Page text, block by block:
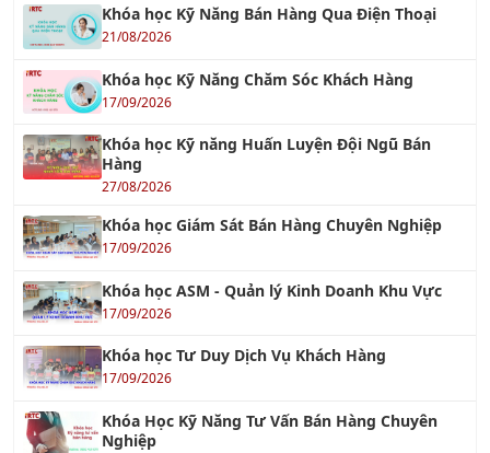
Khóa học Kỹ Năng Chăm Sóc Khách Hàng
17/09/2026
Khóa học Kỹ năng Huấn Luyện Đội Ngũ Bán
Hàng
27/08/2026
Khóa học Giám Sát Bán Hàng Chuyên Nghiệp
17/09/2026
Khóa học ASM - Quản lý Kinh Doanh Khu Vực
17/09/2026
Khóa học Tư Duy Dịch Vụ Khách Hàng
17/09/2026
Khóa Học Kỹ Năng Tư Vấn Bán Hàng Chuyên
Nghiệp
Khóa Học Phân Tích SWOT